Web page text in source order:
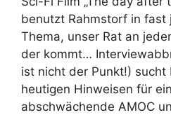
benutzt Rahmstorf in fast
Thema, unser Rat an
der kommt…
ist nicht der Punkt!) sucht
heutigen Hinweisen für
abschwächende AMOC